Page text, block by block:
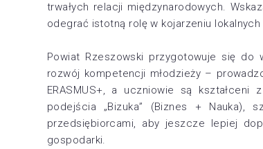
trwałych relacji międzynarodowych.
odegrać istotną rolę w kojarzeniu
Powiat Rzeszowski przygotowuje się do
rozwój kompetencji młodzieży –
ERASMUS+, a uczniowie są
podejścia „Bizuka” (Biznes + Nauka),
przedsiębiorcami, aby jeszcze lepiej
gospodarki.